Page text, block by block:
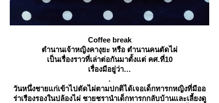
Coffee break
ตำนานเจ้าหญิงคางุยะ หรือ ตำนานคนตัดไผ่
เป็นเรื่องราวที่เล่าต่อกันมาตั้งแต่ คศ.ที่10
เรื่องมีอยู่ว่า
.
วันหนึ่งชายแก่เข้าไปตัดไผ่ตามปกติได้เจอเด็กทารกหญิงที่มีออ
ร่าเรืองรองในปล้องไผ่ ชายชรานำเด็กทารกกลับบ้านและเลี้ยงดู